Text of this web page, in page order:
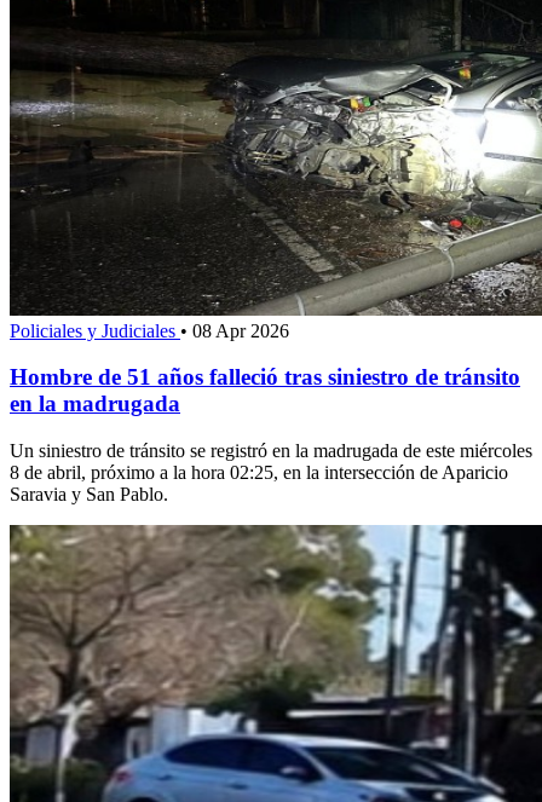
Policiales y Judiciales • 08 Apr 2026
Hombre de 51 años falleció tras siniestro de tránsito
en la madrugada
Un siniestro de tránsito se registró en la madrugada de este miércoles
8 de abril, próximo a la hora 02:25, en la intersección de Aparicio
Saravia y San Pablo.